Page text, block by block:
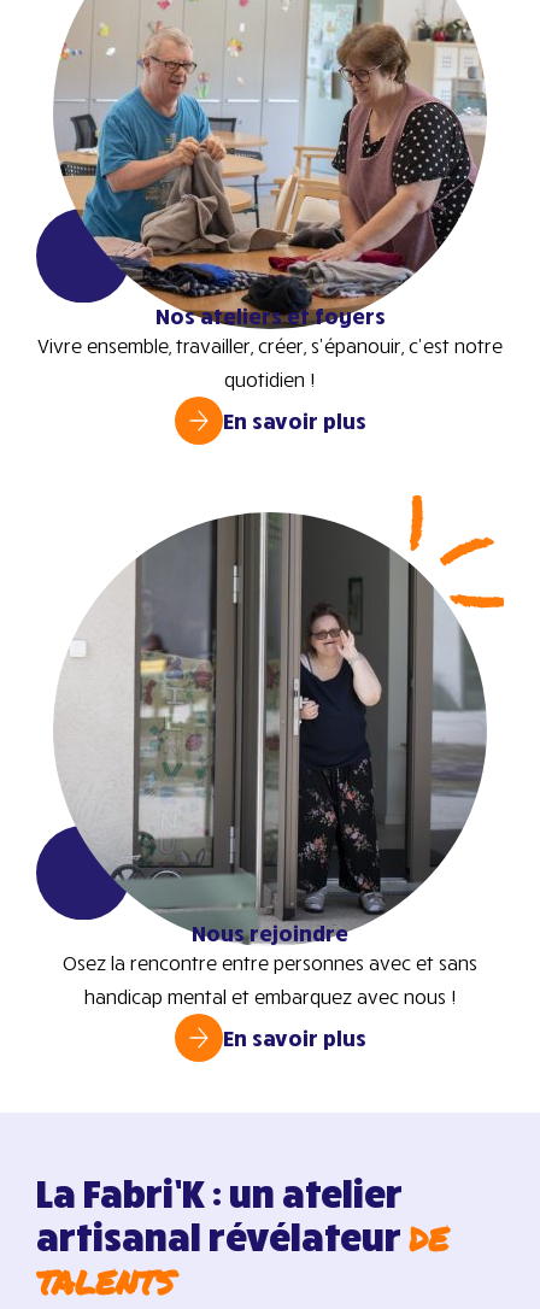
Nos ateliers et foyers
Vivre ensemble, travailler, créer, s’épanouir, c’est notre
quotidien !
En savoir plus
Nous rejoindre
Osez la rencontre entre personnes avec et sans
handicap mental et embarquez avec nous !
En savoir plus
La Fabri’K : un atelier
artisanal révélateurde
talents